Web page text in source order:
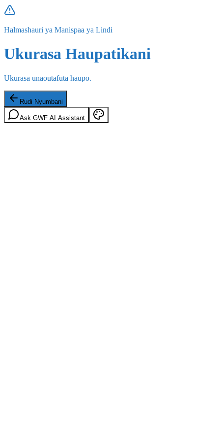
Halmashauri ya Manispaa ya Lindi
Ukurasa Haupatikani
Ukurasa unaoutafuta haupo.
Rudi Nyumbani
Ask GWF AI Assistant